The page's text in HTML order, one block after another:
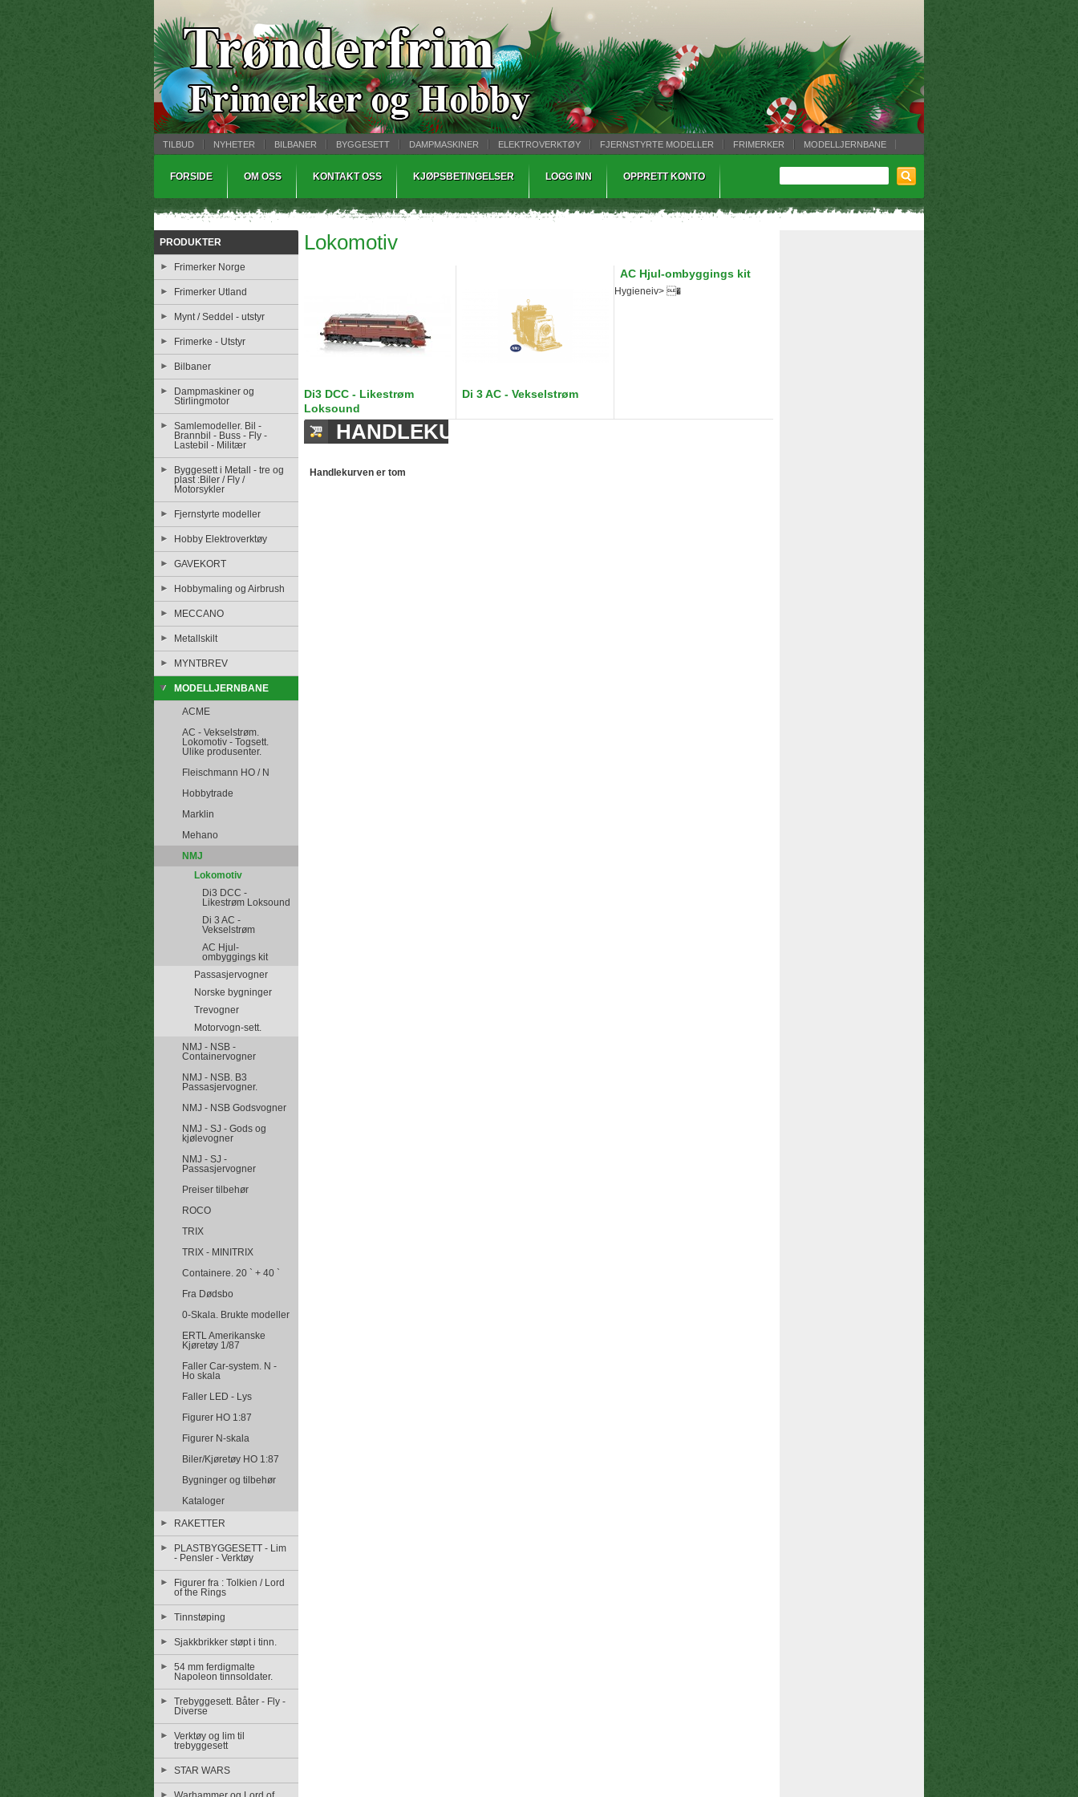
TILBUD NYHETER BILBANER BYGGESETT DAMPMASKINER ELEKTROVERKTØY FJERNSTYRTE MODELLER FRIMERKER
MODELLJERNBANE
FORSIDE OM OSS KONTAKT OSS KJØPSBETINGELSER LOGG INN OPPRETT KONTO
PRODUKTER
Frimerker Norge
Frimerker Utland
Mynt / Seddel - utstyr
Frimerke - Utstyr
Bilbaner
Dampmaskiner og
Stirlingmotor
Samlemodeller. Bil -
Brannbil - Buss - Fly -
Lastebil - Militær
Byggesett i Metall - tre og
plast :Biler / Fly /
Motorsykler
Fjernstyrte modeller
Hobby Elektroverktøy
GAVEKORT
Hobbymaling og Airbrush
MECCANO
Metallskilt
MYNTBREV
MODELLJERNBANE
ACME
AC - Vekselstrøm.
Lokomotiv - Togsett.
Ulike produsenter.
Fleischmann HO / N
Hobbytrade
Marklin
Mehano
NMJ
Lokomotiv
Di3 DCC -
Likestrøm Loksound
Di 3 AC -
Vekselstrøm
AC Hjul-
ombyggings kit
Passasjervogner
Norske bygninger
Trevogner
Motorvogn-sett.
NMJ - NSB -
Containervogner
NMJ - NSB. B3
Passasjervogner.
NMJ - NSB Godsvogner
NMJ - SJ - Gods og
kjølevogner
NMJ - SJ -
Passasjervogner
Preiser tilbehør
ROCO
TRIX
TRIX - MINITRIX
Containere. 20 ` + 40 `
Fra Dødsbo
0-Skala. Brukte modeller
ERTL Amerikanske
Kjøretøy 1/87
Faller Car-system. N -
Ho skala
Faller LED - Lys
Figurer HO 1:87
Figurer N-skala
Biler/Kjøretøy HO 1:87
Bygninger og tilbehør
Kataloger
RAKETTER
PLASTBYGGESETT - Lim
- Pensler - Verktøy
Figurer fra : Tolkien / Lord
of the Rings
Tinnstøping
Sjakkbrikker støpt i tinn.
54 mm ferdigmalte
Napoleon tinnsoldater.
Trebyggesett. Båter - Fly -
Diverse
Verktøy og lim til
trebyggesett
STAR WARS
Lokomotiv
Di3 DCC - Likestrøm
Loksound
Di 3 AC - Vekselstrøm
AC Hjul-ombyggings kit
Hygieneiv> �
HANDLEKURV
Handlekurven er tom